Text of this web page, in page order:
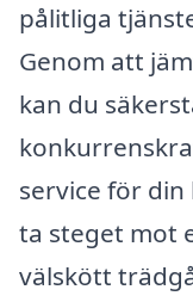
pålitliga
Genom att
kan du
service för
ta steget mot
välskött